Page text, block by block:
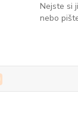
Nejste si
nebo